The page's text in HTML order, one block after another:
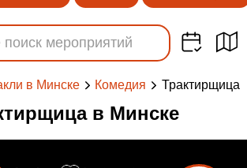
в Минске Комедия Трактирщица
в Минске